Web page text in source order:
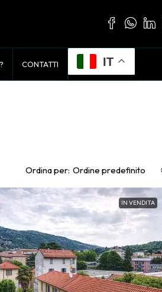
CONTATTI IT
Ordina per: Ordine predefinito
IN VENDITA